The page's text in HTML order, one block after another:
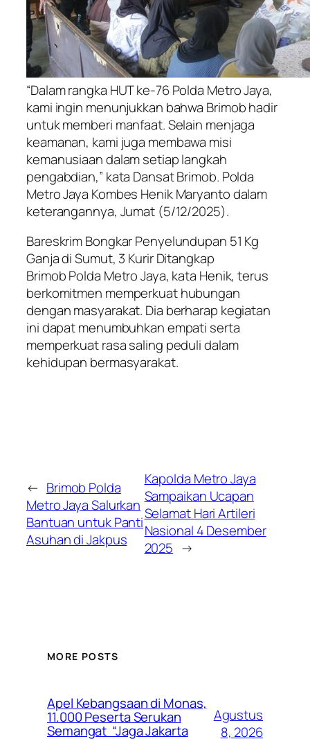
“Dalam rangka HUT ke-76 Polda Metro Jaya,
kami ingin menunjukkan bahwa Brimob hadir
untuk memberi manfaat. Selain menjaga
keamanan, kami juga membawa misi
kemanusiaan dalam setiap langkah
pengabdian,” kata Dansat Brimob. Polda
Metro Jaya Kombes Henik Maryanto dalam
keterangannya, Jumat (5/12/2025).
Bareskrim Bongkar Penyelundupan 51 Kg
Ganja di Sumut, 3 Kurir Ditangkap
Brimob Polda Metro Jaya, kata Henik, terus
berkomitmen memperkuat hubungan
dengan masyarakat. Dia berharap kegiatan
ini dapat menumbuhkan empati serta
memperkuat rasa saling peduli dalam
kehidupan bermasyarakat.
← Brimob Polda
Metro Jaya Salurkan
Bantuan untuk Panti
Asuhan di Jakpus
Kapolda Metro Jaya
Sampaikan Ucapan
Selamat Hari Artileri
Nasional 4 Desember
2025 →
MORE POSTS
Apel Kebangsaan di Monas,
11.000 Peserta Serukan
Semangat “Jaga Jakarta
Agustus
8, 2026